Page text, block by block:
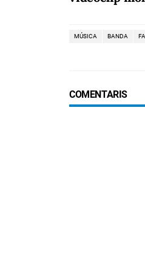
MÚSICA BANDA
COMENTARIS